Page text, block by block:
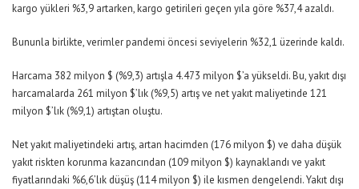
kargo yükleri %3,9 artarken, kargo getirileri geçen yıla göre %37,4 azaldı.
Bununla birlikte, verimler pandemi öncesi seviyelerin %32,1 üzerinde kaldı.
Harcama 382 milyon $ (%9,3) artışla 4.473 milyon $’a yükseldi. Bu, yakıt dışı
harcamalarda 261 milyon $’lık (%9,5) artış ve net yakıt maliyetinde 121
milyon $’lık (%9,1) artıştan oluştu.
Net yakıt maliyetindeki artış, artan hacimden (176 milyon $) ve daha düşük
yakıt riskten korunma kazancından (109 milyon $) kaynaklandı ve yakıt
fiyatlarındaki %6,6’lık düşüş (114 milyon $) ile kısmen dengelendi. Yakıt dışı